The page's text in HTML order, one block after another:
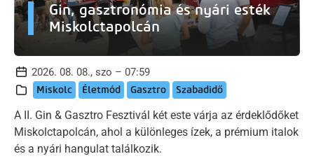
Gin, gasztronómia és nyári esték
Miskolctapolcán
2026. 08. 08., szo – 07:59
Miskolc Életmód Gasztro Szabadidő
A II. Gin & Gasztro Fesztivál két este várja az érdeklődőket
Miskolctapolcán, ahol a különleges ízek, a prémium italok
és a nyári hangulat találkozik.